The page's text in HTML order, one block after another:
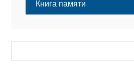
Книга памяти